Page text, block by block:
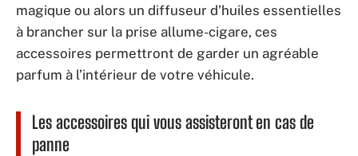
magique ou alors un diffuseur d’huiles essentielles
à brancher sur la prise allume-cigare, ces
accessoires permettront de garder un agréable
parfum à l’intérieur de votre véhicule.
Les accessoires qui vous assisteront en cas de
panne